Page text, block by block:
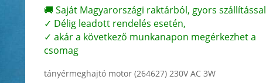
🚚 Saját Magyarországi raktárból, gyors szállítással
✓ Délig leadott rendelés esetén,
✓ akár a következő munkanapon megérkezhet a
csomag
tányérmeghajtó motor (264627) 230V AC 3W